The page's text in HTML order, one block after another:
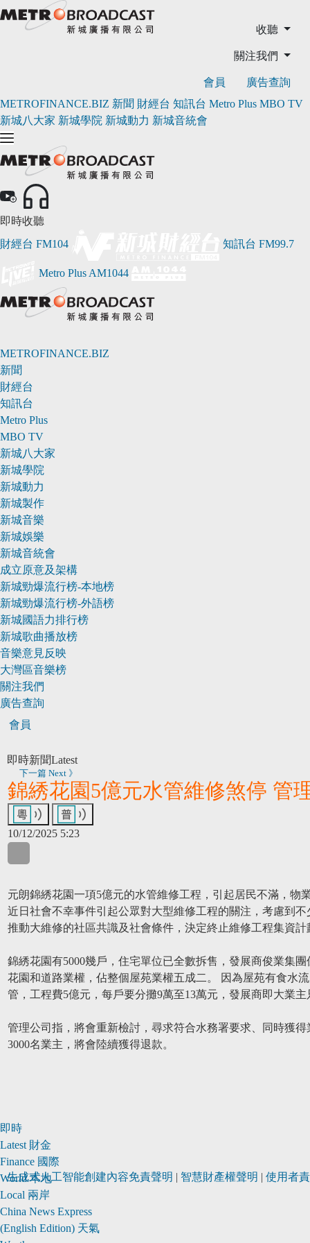
收聽
關注我們
會員
廣告查詢
METROFINANCE.BIZ 新聞 財經台 知訊台 Metro Plus MBO TV
新城八大家 新城學院 新城動力 新城音統會
即時收聽
財經台 FM104 知訊台 FM99.7
Metro Plus AM1044
METROFINANCE.BIZ
新聞
財經台
知訊台
Metro Plus
MBO TV
新城八大家
新城學院
新城動力
新城製作
新城音樂
新城娛樂
新城音統會
成立原意及架構
新城勁爆流行榜-本地榜
新城勁爆流行榜-外語榜
新城國語力排行榜
新城歌曲播放榜
音樂意見反映
大灣區音樂榜
關注我們
廣告查詢
會員
即時
Latest 財金
Finance 國際
World 本地
Local 兩岸
China News Express
(English Edition) 天氣
即時新聞Latest
下一篇 Next 》
錦綉花園5億元水管維修煞停 管
10/12/2025 5:23
元朗錦綉花園一項5億元的水管維修工程，引起居民不滿，物
近日社會不幸事件引起公眾對大型維修工程的關注，考慮到
推動大維修的社區共識及社會條件，決定終止維修工程集資
錦綉花園有5000幾戶，住宅單位已全數拆售，發展商俊業集
花園和道路業權，佔整個屋苑業權五成二。 因為屋苑有食水
管，工程費5億元，每戶要分攤9萬至13萬元，發展商即大業
管理公司指，將會重新檢討，尋求符合水務署要求、同時獲
3000名業主，將會陸續獲得退款。
生成式人工智能創建內容免責聲明 | 智慧財產權聲明 | 使用者
METROFINANCE.BIZ
財經
關於
我們